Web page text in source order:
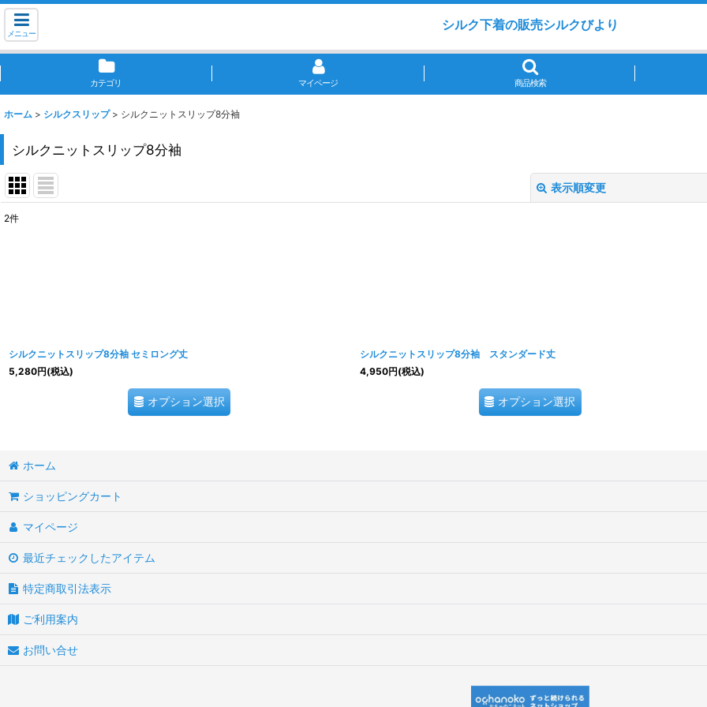
メニュー
シルク下着の販売シルクびより
カテゴリ マイページ 商品検索
ホーム > シルクスリップ > シルクニットスリップ8分袖
シルクニットスリップ8分袖
表示順変更
2件
シルクニットスリップ8分袖 セミロング丈
5,280円(税込)
オプション選択
シルクニットスリップ8分袖 スタンダード丈
4,950円(税込)
オプション選択
ホーム
ショッピングカート
マイページ
最近チェックしたアイテム
特定商取引法表示
ご利用案内
お問い合せ